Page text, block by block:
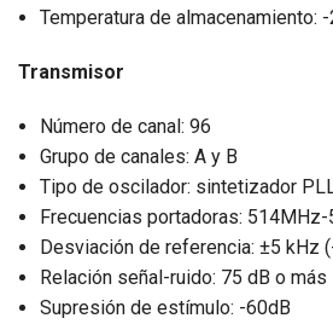
Temperatura de
Transmisor
Número de canal: 96
Grupo de canales: A y B
Tipo de oscilador: sintetizador
Frecuencias portadoras:
Desviación de referencia: ±5 kHz
Relación señal-ruido: 75 dB o más
Supresión de estímulo: -60dB